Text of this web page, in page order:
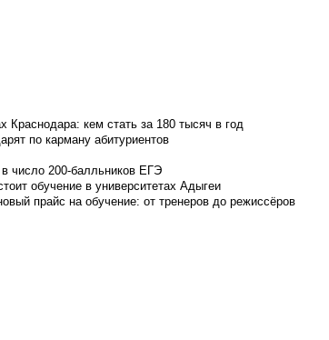
кем стать за 180 тысяч в год
по карману абитуриентов
число 200-балльников ЕГЭ
обучение в университетах Адыгеи
прайс на обучение: от тренеров до режиссёров